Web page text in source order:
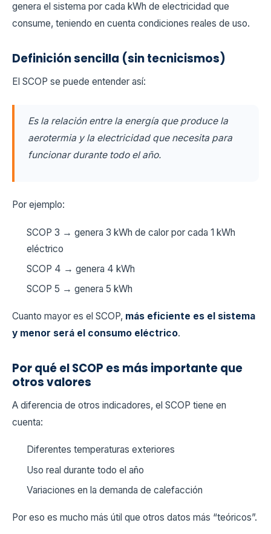
genera el sistema por cada kWh de electricidad que
consume, teniendo en cuenta condiciones reales de uso.
Definición sencilla (sin tecnicismos)
El SCOP se puede entender así:
Es la relación entre la energía que produce la
aerotermia y la electricidad que necesita para
funcionar durante todo el año.
Por ejemplo:
SCOP 3 → genera 3 kWh de calor por cada 1 kWh
eléctrico
SCOP 4 → genera 4 kWh
SCOP 5 → genera 5 kWh
Cuanto mayor es el SCOP, más eficiente es el sistema
y menor será el consumo eléctrico.
Por qué el SCOP es más importante que
otros valores
A diferencia de otros indicadores, el SCOP tiene en
cuenta:
Diferentes temperaturas exteriores
Uso real durante todo el año
Variaciones en la demanda de calefacción
Por eso es mucho más útil que otros datos más “teóricos”.